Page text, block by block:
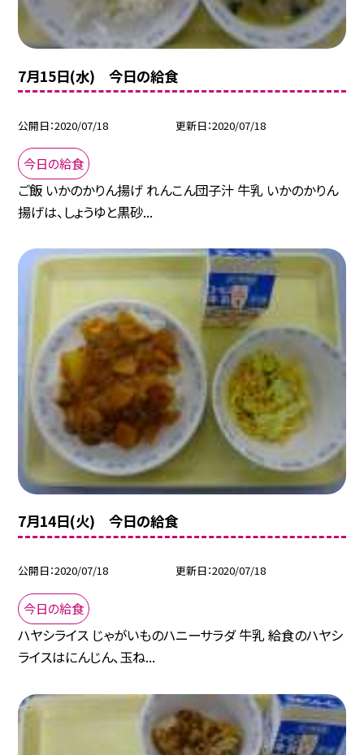
7月15日(水) 今日の給食
公開日 2020/07/18 更新日 2020/07/18
今日の給食
ご飯 いかのかりん揚げ れんこん団子汁 牛乳 いかのかりん
揚げは、しょうゆと黒砂...
7月14日(火) 今日の給食
公開日 2020/07/18 更新日 2020/07/18
今日の給食
ハヤシライス じゃがいものハニーサラダ 牛乳 給食のハヤシ
ライスはにんじん、玉ね...